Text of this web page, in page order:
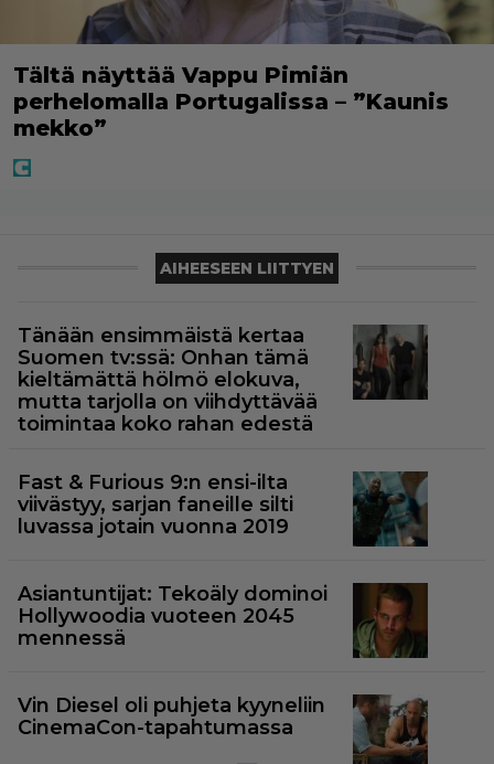
Tältä näyttää Vappu Pimiän
perhelomalla Portugalissa – ”Kaunis
mekko”
AIHEESEEN LIITTYEN
Tänään ensimmäistä kertaa
Suomen tv:ssä: Onhan tämä
kieltämättä hölmö elokuva,
mutta tarjolla on viihdyttävää
toimintaa koko rahan edestä
Fast & Furious 9:n ensi-ilta
viivästyy, sarjan faneille silti
luvassa jotain vuonna 2019
Asiantuntijat: Tekoäly dominoi
Hollywoodia vuoteen 2045
mennessä
Vin Diesel oli puhjeta kyyneliin
CinemaCon-tapahtumassa